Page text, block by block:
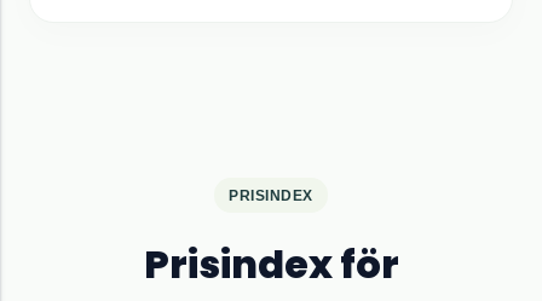
PRISINDEX
Prisindex för